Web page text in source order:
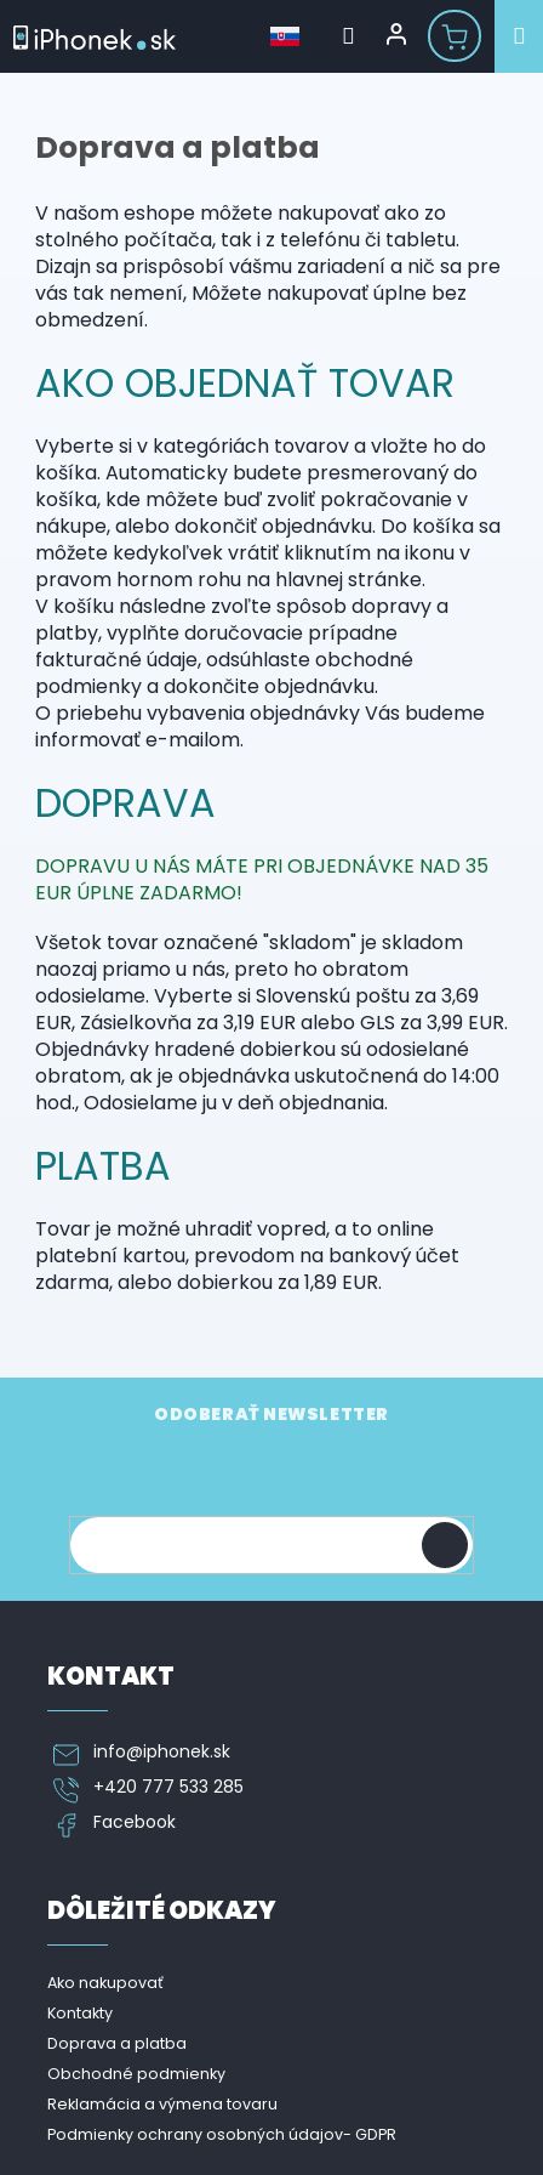
Doprava a platba
V našom eshope môžete nakupovať ako zo
stolného počítača, tak i z telefónu či tabletu.
Dizajn sa prispôsobí vášmu zariadení a nič sa pre
vás tak nemení, Môžete nakupovať úplne bez
obmedzení.
AKO OBJEDNAŤ TOVAR
Vyberte si v kategóriách tovarov a vložte ho do
košíka. Automaticky budete presmerovaný do
košíka, kde môžete buď zvoliť pokračovanie v
nákupe, alebo dokončiť objednávku. Do košíka sa
môžete kedykoľvek vrátiť kliknutím na ikonu v
pravom hornom rohu na hlavnej stránke.
V košíku následne zvoľte spôsob dopravy a
platby, vyplňte doručovacie prípadne
fakturačné údaje, odsúhlaste obchodné
podmienky a dokončite objednávku.
O priebehu vybavenia objednávky Vás budeme
informovať e-mailom.
DOPRAVA
DOPRAVU U NÁS MÁTE PRI OBJEDNÁVKE NAD 35
EUR ÚPLNE ZADARMO!
Všetok tovar označené "skladom" je skladom
naozaj priamo u nás, preto ho obratom
odosielame. Vyberte si Slovenskú poštu za 3,69
EUR, Zásielkovňa za 3,19 EUR alebo GLS za 3,99 EUR.
Objednávky hradené dobierkou sú odosielané
obratom, ak je objednávka uskutočnená do 14:00
hod., Odosielame ju v deň objednania.
PLATBA
Tovar je možné uhradiť vopred, a to online
platební kartou, prevodom na bankový účet
zdarma, alebo dobierkou za 1,89 EUR.
ODOBERAŤ NEWSLETTER
KONTAKT
info@iphonek.sk
+420 777 533 285
Facebook
DÔLEŽITÉ ODKAZY
Ako nakupovať
Kontakty
Doprava a platba
Obchodné podmienky
Reklamácia a výmena tovaru
Podmienky ochrany osobných údajov- GDPR